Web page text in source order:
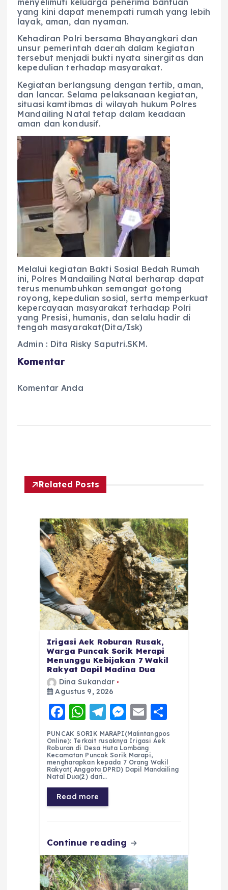
menyelimuti keluarga penerima bantuan
yang kini dapat menempati rumah yang lebih
layak, aman, dan nyaman.
Kehadiran Polri bersama Bhayangkari dan
unsur pemerintah daerah dalam kegiatan
tersebut menjadi bukti nyata sinergitas dan
kepedulian terhadap masyarakat.
Kegiatan berlangsung dengan tertib, aman,
dan lancar. Selama pelaksanaan kegiatan,
situasi kamtibmas di wilayah hukum Polres
Mandailing Natal tetap dalam keadaan
aman dan kondusif.
Melalui kegiatan Bakti Sosial Bedah Rumah
ini, Polres Mandailing Natal berharap dapat
terus menumbuhkan semangat gotong
royong, kepedulian sosial, serta memperkuat
kepercayaan masyarakat terhadap Polri
yang Presisi, humanis, dan selalu hadir di
tengah masyarakat(Dita/Isk)
Admin : Dita Risky Saputri.SKM.
Komentar
Komentar Anda
Related Posts
Irigasi Aek Roburan Rusak,
Warga Puncak Sorik Merapi
Menunggu Kebijakan 7 Wakil
Rakyat Dapil Madina Dua
Dina Sukandar
Agustus 9, 2026
F
a
c
e
b
o
o
k
W
h
a
ts
A
p
p
T
el
e
g
r
a
m
M
e
ss
e
n
E
m
ai
l
h
re
PUNCAK SORIK MARAPI(Malintangpos
Online): Terkait rusaknya Irigasi Aek
Roburan di Desa Huta Lombang
Kecamatan Puncak Sorik Marapi,
mengharapkan kepada 7 Orang Wakil
Rakyat( Anggota DPRD) Dapil Mandailing
Natal Dua(2) dari…
Read more
Continue reading